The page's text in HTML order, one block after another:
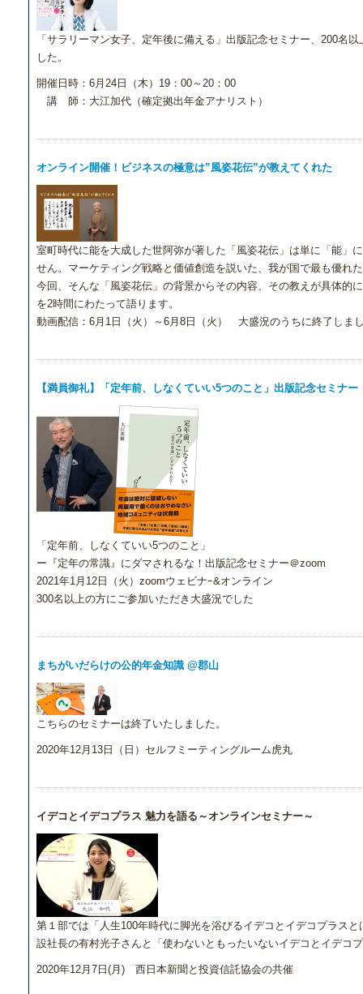
「サラリーマン女子、定年後に備える」出版記念セミナー、200名
した。
開催日時：6月24日（木）19：00～20：00
講 師：大江加代（確定拠出年金アナリスト）
オンライン開催！ビジネスの極意は”風姿花伝”が教えてくれた
室町時代に能を大成した世阿弥が著した「風姿花伝」は単に「能」
せん。マーケティング戦略と価値創造を説いた、我が国で最も優れ
今回、そんな「風姿花伝」の背景からその内容、その教えが具体的
を2時間にわたって語ります。
動画配信：6月1日（火）～6月8日（火） 大盛況のうちに終了しま
【満員御礼】「定年前、しなくていい5つのこと」出版記念セミナー
「定年前、しなくていい5つのこと」
ー『定年の常識』にダマされるな！出版記念セミナー＠zoom
2021年1月12日（火）zoomウェビナｰ&オンライン
300名以上の方にご参加いただき大盛況でした
まちがいだらけの公的年金知識 @郡山
こちらのセミナーは終了いたしました。
2020年12月13日（日）セルフミーティングルーム虎丸
イデコとイデコプラス 魅力を語る～オンラインセミナー～
第１部では「人生100年時代に脚光を浴びるイデコとイデコプラス
設社長の有村光子さんと「使わないともったいないイデコとイデコ
2020年12月7日(月) 西日本新聞と投資信託協会の共催